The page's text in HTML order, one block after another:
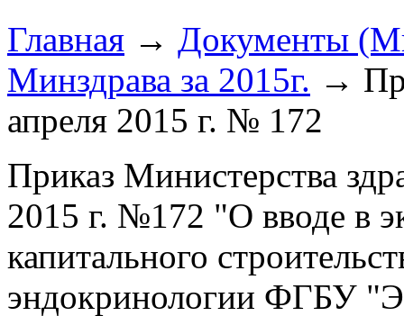
Главная → Документы
Минздрава за 2015г. →
апреля 2015 г. № 172
Приказ Министерства
2015 г. №172 "О вводе в
капитального
эндокринологии ФГБУ